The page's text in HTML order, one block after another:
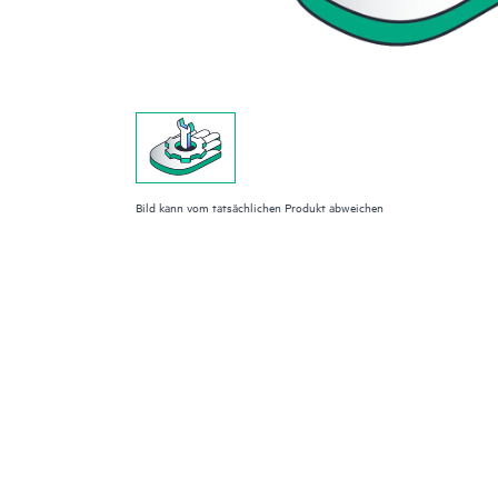
Bild kann vom tatsächlichen Produkt abweichen